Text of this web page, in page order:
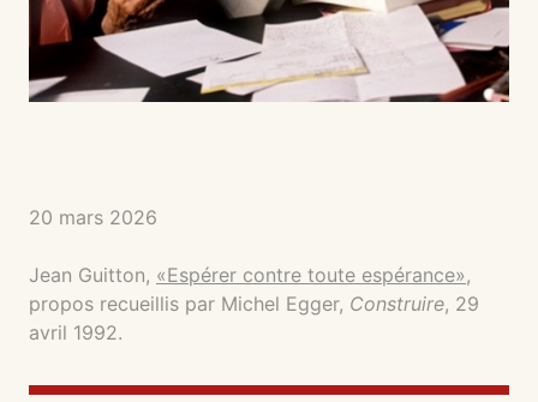
20 mars 2026
Jean Guitton, «Espérer contre toute espérance»,
propos recueillis par Michel Egger, Construire, 29
avril 1992.